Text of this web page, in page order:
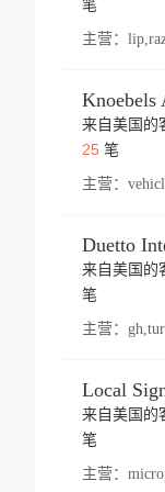
笔
主营：
来自美国的
25笔
主营：
来自美国的
笔
主营：
Local
来自美国的
笔
主营：